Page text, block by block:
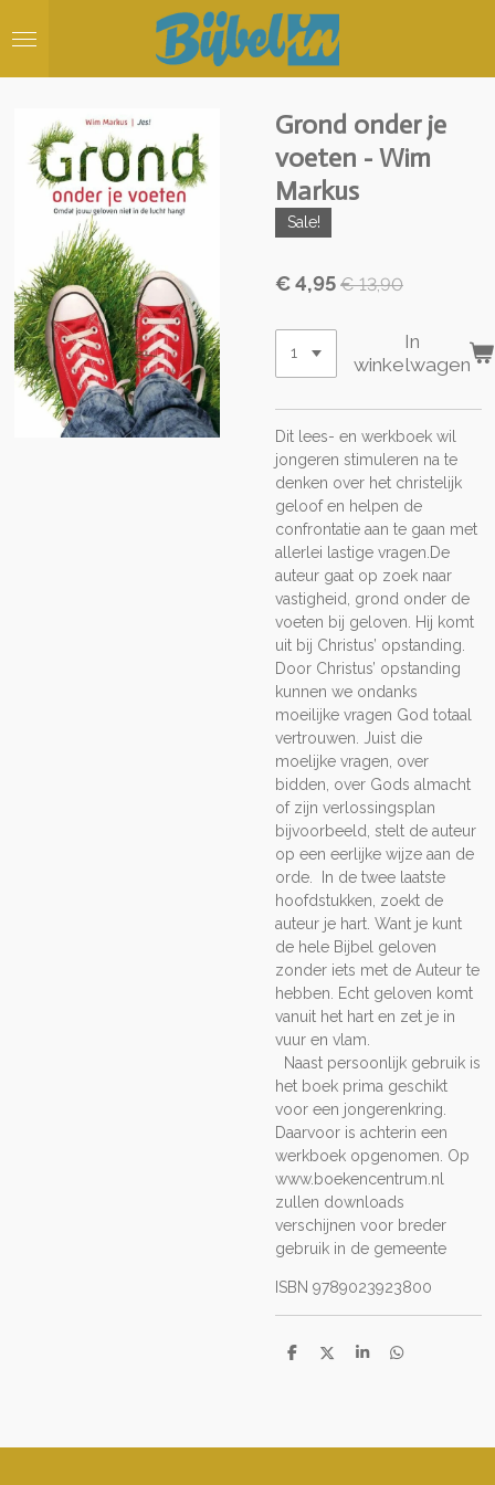
direct
Grond onder je
voeten - Wim
Markus
Sale!
€ 4,95 € 13,90
In
winkelwagen
Dit lees- en werkboek wil
jongeren stimuleren na te
denken over het christelijk
geloof en helpen de
confrontatie aan te gaan met
allerlei lastige vragen. De
auteur gaat op zoek naar
vastigheid, grond onder de
voeten bij geloven. Hij komt
uit bij Christus’ opstanding.
Door Christus’ opstanding
kunnen we ondanks
moeilijke vragen God totaal
vertrouwen. Juist die
moelijke vragen, over
bidden, over Gods almacht
of zijn verlossingsplan
bijvoorbeeld, stelt de auteur
op een eerlijke wijze aan de
orde. In de twee laatste
hoofdstukken, zoekt de
auteur je hart. Want je kunt
de hele Bijbel geloven
zonder iets met de Auteur te
hebben. Echt geloven komt
vanuit het hart en zet je in
vuur en vlam.
Naast persoonlijk gebruik is
het boek prima geschikt
voor een jongerenkring.
Daarvoor is achterin een
werkboek opgenomen. Op
www.boekencentrum.nl
zullen downloads
verschijnen voor breder
gebruik in de gemeente
ISBN 9789023923800
D
D
S
D